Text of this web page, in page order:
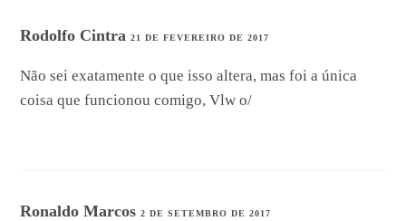
Rodolfo Cintra21 DE FEVEREIRO DE 2017
Não sei exatamente o que isso altera, mas foi a única
coisa que funcionou comigo, Vlw o/
Ronaldo Marcos2 DE SETEMBRO DE 2017